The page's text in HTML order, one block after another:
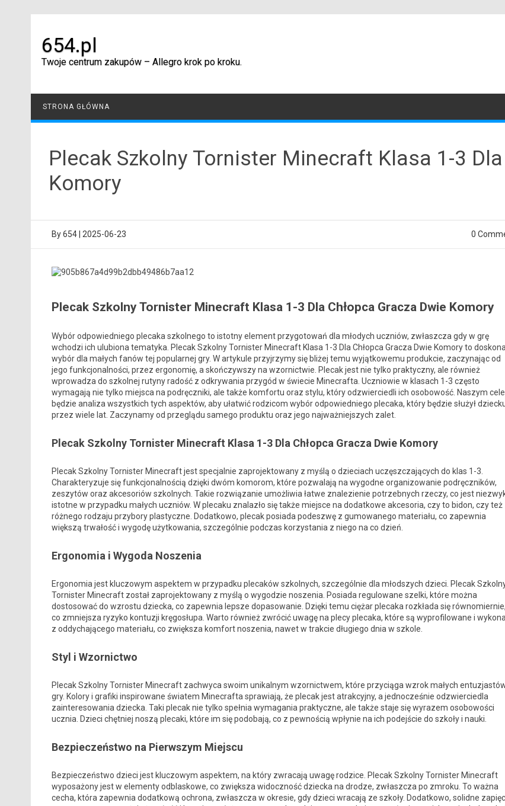
654.pl
Twoje centrum zakupów – Allegro krok po kroku.
STRONA GŁÓWNA
Plecak Szkolny Tornister Minecraft Klasa 1-3 Dla
Komory
By654 2025-06-23 0
Plecak Szkolny Tornister Minecraft Klasa 1-3 Dla Chłopca Gracza Dwie Komory
Wybór odpowiedniego plecaka szkolnego to istotny element przygotowań dla młodych uczniów, zwłaszcza gdy w grę
wchodzi ich ulubiona tematyka. Plecak Szkolny Tornister Minecraft Klasa 1-3 Dla Chłopca Gracza Dwie Komory to
wybór dla małych fanów tej popularnej gry. W artykule przyjrzymy się bliżej temu wyjątkowemu produkcie, zaczynając od
jego funkcjonalności, przez ergonomię, a skończywszy na wzornictwie. Plecak jest nie tylko praktyczny, ale również
wprowadza do szkolnej rutyny radość z odkrywania przygód w świecie Minecrafta. Uczniowie w klasach 1-3 często
wymagają nie tylko miejsca na podręczniki, ale także komfortu oraz stylu, który odzwierciedli ich osobowość. Naszym
będzie analiza wszystkich tych aspektów, aby ułatwić rodzicom wybór odpowiedniego plecaka, który będzie służył
przez wiele lat. Zaczynamy od przeglądu samego produktu oraz jego najważniejszych zalet.
Plecak Szkolny Tornister Minecraft Klasa 1-3 Dla Chłopca Gracza Dwie Komory
Plecak Szkolny Tornister Minecraft jest specjalnie zaprojektowany z myślą o dzieciach uczęszczających do klas 1-3.
Charakteryzuje się funkcjonalnością dzięki dwóm komorom, które pozwalają na wygodne organizowanie podręczników,
zeszytów oraz akcesoriów szkolnych. Takie rozwiązanie umożliwia łatwe znalezienie potrzebnych rzeczy, co jest
istotne w przypadku małych uczniów. W plecaku znalazło się także miejsce na dodatkowe akcesoria, czy to bidon, czy też
różnego rodzaju przybory plastyczne. Dodatkowo, plecak posiada podeszwę z gumowanego materiału, co zapewnia
większą trwałość i wygodę użytkowania, szczególnie podczas korzystania z niego na co dzień.
Ergonomia i Wygoda Noszenia
Ergonomia jest kluczowym aspektem w przypadku plecaków szkolnych, szczególnie dla młodszych dzieci. Plecak
Tornister Minecraft został zaprojektowany z myślą o wygodzie noszenia. Posiada regulowane szelki, które można
dostosować do wzrostu dziecka, co zapewnia lepsze dopasowanie. Dzięki temu ciężar plecaka rozkłada się równomiernie,
co zmniejsza ryzyko kontuzji kręgosłupa. Warto również zwrócić uwagę na plecy plecaka, które są wyprofilowane i
z oddychającego materiału, co zwiększa komfort noszenia, nawet w trakcie długiego dnia w szkole.
Styl i Wzornictwo
Plecak Szkolny Tornister Minecraft zachwyca swoim unikalnym wzornictwem, które przyciąga wzrok małych
gry. Kolory i grafiki inspirowane światem Minecrafta sprawiają, że plecak jest atrakcyjny, a jednocześnie odzwierciedla
zainteresowania dziecka. Taki plecak nie tylko spełnia wymagania praktyczne, ale także staje się wyrazem osobowości
ucznia. Dzieci chętniej noszą plecaki, które im się podobają, co z pewnością wpłynie na ich podejście do szkoły i nauki.
Bezpieczeństwo na Pierwszym Miejscu
Bezpieczeństwo dzieci jest kluczowym aspektem, na który zwracają uwagę rodzice. Plecak Szkolny Tornister Minecraft
wyposażony jest w elementy odblaskowe, co zwiększa widoczność dziecka na drodze, zwłaszcza po zmroku. To ważna
cecha, która zapewnia dodatkową ochrona, zwłaszcza w okresie, gdy dzieci wracają ze szkoły. Dodatkowo, solidne